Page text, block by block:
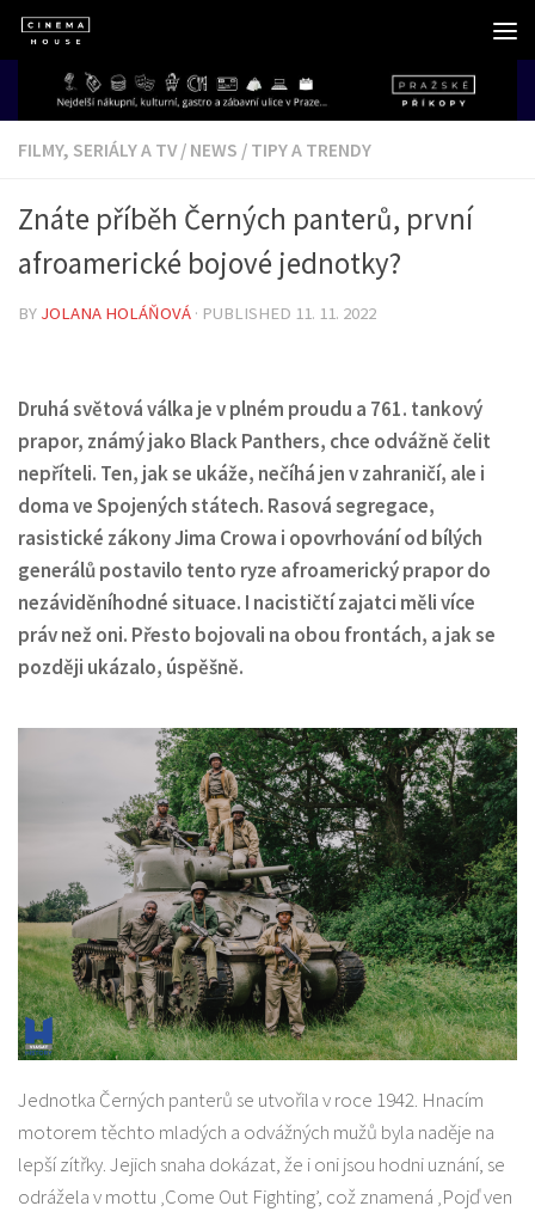
Skip to content
FILMY, SERIÁLY A TV / NEWS / TIPY A TRENDY
Znáte příběh Černých panterů, první
afroamerické bojové jednotky?
BY JOLANA HOLÁŇOVÁ · PUBLISHED 11. 11. 2022
Druhá světová válka je v plném proudu a 761. tankový
prapor, známý jako Black Panthers, chce odvážně čelit
nepříteli. Ten, jak se ukáže, nečíhá jen v zahraničí, ale i
doma ve Spojených státech. Rasová segregace,
rasistické zákony Jima Crowa i opovrhování od bílých
generálů postavilo tento ryze afroamerický prapor do
nezáviděníhodné situace. I nacističtí zajatci měli více
práv než oni. Přesto bojovali na obou frontách, a jak se
později ukázalo, úspěšně.
Jednotka Černých panterů se utvořila v roce 1942. Hnacím
motorem těchto mladých a odvážných mužů byla naděje na
lepší zítřky. Jejich snaha dokázat, že i oni jsou hodni uznání, se
odrážela v mottu ‚Come Out Fighting’, což znamená ‚Pojď ven